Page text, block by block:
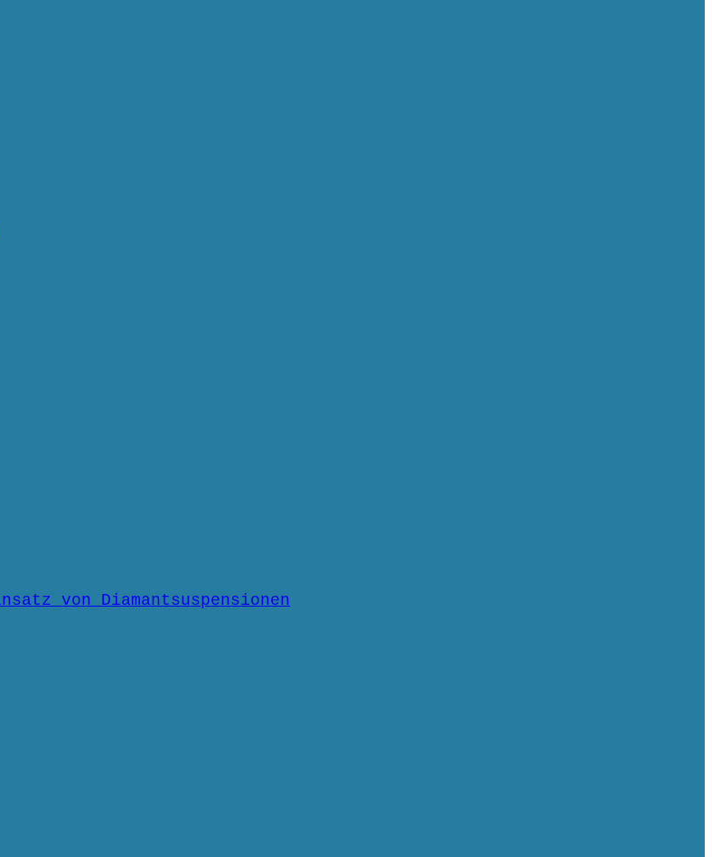
von Diamantsuspensionen